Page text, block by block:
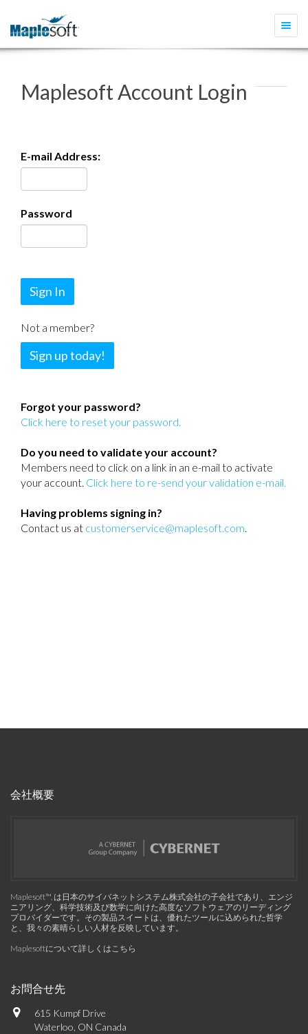
Maplesoft Account Login
E-mail Address:
Password
Not a member?
Sign up today!
Forgot your password?
Click here to reset your password.
Do you need to validate your account?
Members need to click on a link in an e-mail to activate
your account. Click here to re-send your validation e-mail.
Having problems signing in?
Contact us at customerservice@maplesoft.com.
会社概要
Maplesoft™, は日本のサイバネットシステム株式会社の子会社であり、エンジ
ニアリング、科学技術及び数学に向けた高度なソフトウェアのリーディング
プロバイダーです。その製品スイートは、優れたツールに込められた哲学
と、我々の素晴らしい人材を反映しています。
Maplesoftについて詳しくはこちら
お問合せ先
615 Kumpf Drive
Waterloo, ON Canada